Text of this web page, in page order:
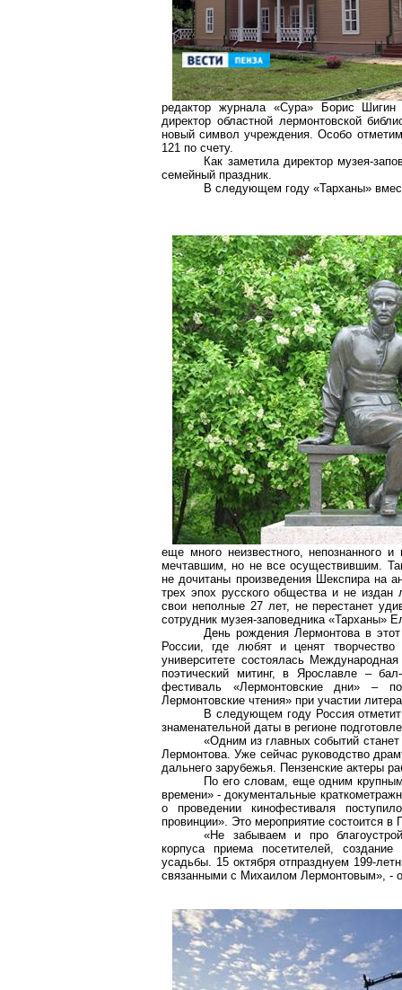
редактор журнала «Сура» Борис
директор областной лермонтовской
новый символ учреждения. Особо
121 по счету.
Как заметила директор музея-
семейный праздник.
В следующем году «Тарханы»
еще много неизвестного, непознанного
мечтавшим, но не все осуществившим.
не дочитаны произведения Шекспира на
трех эпох русского общества и не
свои неполные 27 лет, не перестанет
сотрудник музея-заповедника «Тарханы»
День рождения Лермонтова в
России, где любят и ценят
университете состоялась
поэтический митинг, в Ярославле –
фестиваль «Лермонтовскиедни» –
Лермонтовские чтения» при участии
В следующем году Россия
знаменательной даты в регионе
«Одним из главных событий
Лермонтова. Уже сейчас руководство
дальнего зарубежья. Пензенские актеры
По его словам, еще одним
времени» - документальные
о проведении кинофестиваля
провинции». Это мероприятие состоится в
«Не забываем и про
корпуса приема посетителей,
усадьбы. 15 октября отпразднуем 199-
связанными с Михаилом Лермонтовым», -